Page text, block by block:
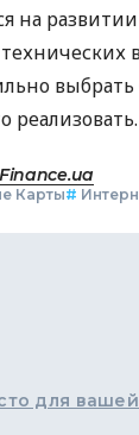
на
реализовать.
Finance.ua
Карты#
для